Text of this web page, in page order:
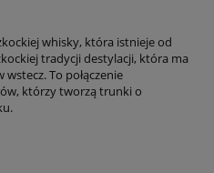
whisky, która istnieje od
tradycji destylacji, która ma
To połączenie
którzy tworzą trunki o